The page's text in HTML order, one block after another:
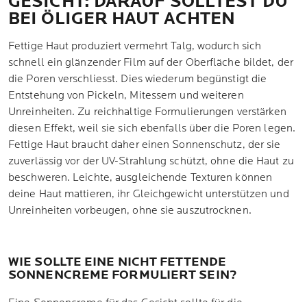
BEI ÖLIGER HAUT ACHTEN
Fettige Haut produziert vermehrt Talg, wodurch sich
schnell ein glänzender Film auf der Oberfläche bildet, der
die Poren verschliesst. Dies wiederum begünstigt die
Entstehung von Pickeln, Mitessern und weiteren
Unreinheiten. Zu reichhaltige Formulierungen verstärken
diesen Effekt, weil sie sich ebenfalls über die Poren legen.
Fettige Haut braucht daher einen Sonnenschutz, der sie
zuverlässig vor der UV-Strahlung schützt, ohne die Haut zu
beschweren. Leichte, ausgleichende Texturen können
deine Haut mattieren, ihr Gleichgewicht unterstützen und
Unreinheiten vorbeugen, ohne sie auszutrocknen.
WIE SOLLTE EINE NICHT FETTENDE
SONNENCREME FORMULIERT SEIN?